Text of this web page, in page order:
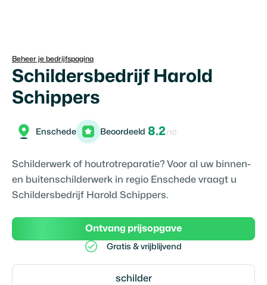
Beheer je bedrijfspagina
Schildersbedrijf Harold
Schippers
Enschede Beoordeeld 8.2/10
Schilderwerk of houtrotreparatie? Voor al uw binnen-
en buitenschilderwerk in regio Enschede vraagt u
Schildersbedrijf Harold Schippers.
Ontvang prijsopgave
Gratis & vrijblijvend
schilder